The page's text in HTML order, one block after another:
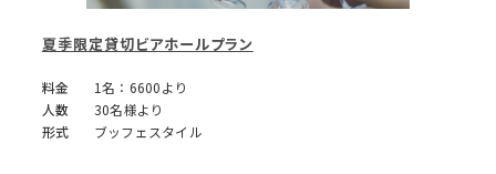
夏季限定貸切ビアホールプラン
料金
1名：6600より
人数
30名様より
形式
ブッフェスタイル